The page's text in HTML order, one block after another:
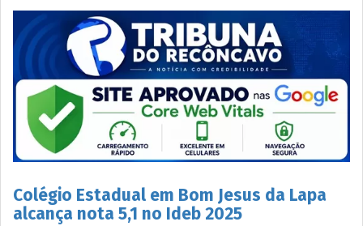
Colégio Estadual em Bom Jesus da Lapa
alcança nota 5,1 no Ideb 2025